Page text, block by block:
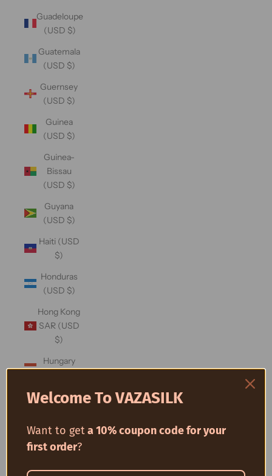
Guadeloupe
(USD $)
Guatemala
(USD $)
Guernsey
(USD $)
Guinea
(USD $)
Guinea-
Bissau
(USD $)
Guyana
(USD $)
Haiti (USD
$)
Honduras
(USD $)
Hong Kong
SAR (USD
$)
Hungary
Iceland
India (USD
$)
Welcome To VAZASILK
Want to geta 10% coupon code for your
first order?